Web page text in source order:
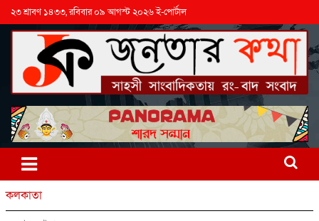
২৩ শ্রাবণ ১৪৩৩, রবিবার ০৯ আগস্ট ২০২৬ ই-পোর্টাল
কলকাতা